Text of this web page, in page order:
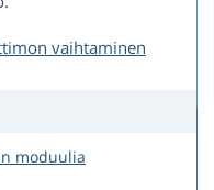
vaihtaminen
moduulia